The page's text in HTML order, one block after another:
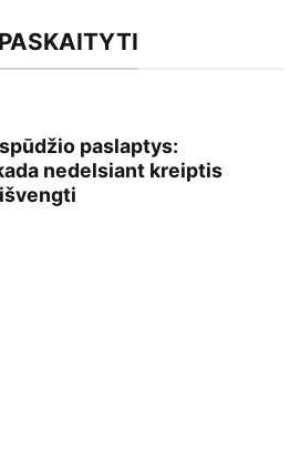
paslaptys:
nedelsiant kreiptis